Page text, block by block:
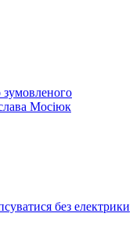
Мосіюк
без електрики